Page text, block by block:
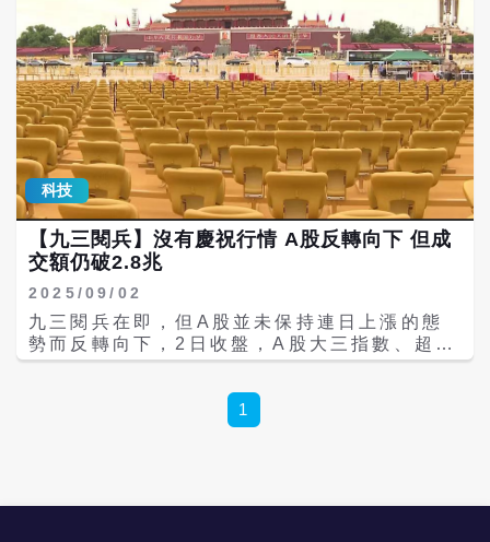
科技
【九三閱兵】沒有慶祝行情 A股反轉向下 但成
交額仍破2.8兆
2025/09/02
九三閱兵在即，但A股並未保持連日上漲的態
勢而反轉向下，2日收盤，A股大三指數、超過
4千支股票全面下跌，深證成指跌2.14%、創
過，股市交易動能不減，全天成交額合計
28749.91億元人民幣（下同）。 先前領漲的
1